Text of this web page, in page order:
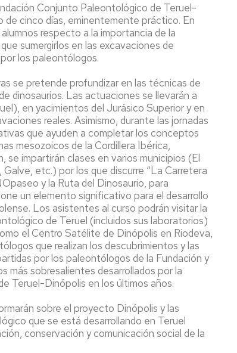
Conjunto Paleontológico de Teruel-
de cinco días, eminentemente práctico. En
respecto a la importancia de la
sumergirlos en las excavaciones de
los paleontólogos.
se pretende profundizar en las técnicas de
dinosaurios. Las actuaciones se llevarán a
en yacimientos del Jurásico Superior y en
reales. Asimismo, durante las jornadas
que ayuden a completar los conceptos
mesozoicos de la Cordillera Ibérica,
se impartirán clases en varios municipios (El
Galve, etc.) por los que discurre “La Carretera
y la Ruta del Dinosaurio, para
un elemento significativo para el desarrollo
Los asistentes al curso podrán visitar la
de Teruel (incluidos sus laboratorios)
el Centro Satélite de Dinópolis en Riodeva,
que realizan los descubrimientos y las
por los paleontólogos de la Fundación y
más sobresalientes desarrollados por la
Teruel-Dinópolis en los últimos años.
sobre el proyecto Dinópolis y las
que se está desarrollando en Teruel
conservación y comunicación social de la